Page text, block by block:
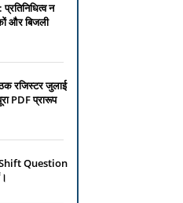
न
और बिजली
रजिस्टर जुलाई
PDF प्रारूप
Shift Question